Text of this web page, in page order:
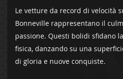
Le vetture da record di velocità
Bonneville rappresentano il
passione. Questi bolidi sfidano
fisica, danzando su una
di gloria e nuove conquiste.